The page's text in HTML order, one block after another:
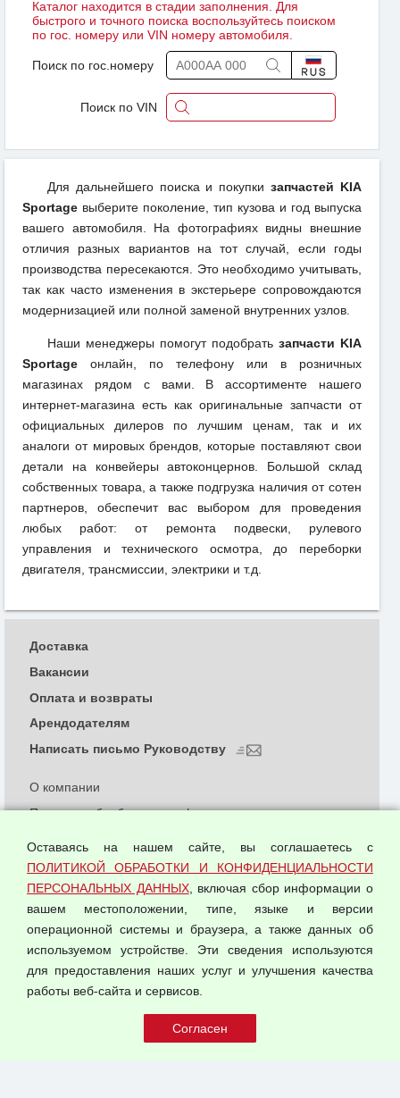
Каталог находится в стадии заполнения. Для
быстрого и точного поиска воспользуйтесь поиском
по гос. номеру или VIN номеру автомобиля.
Поиск по гос.номеру
Поиск по VIN
Для дальнейшего поиска и покупкизапчастей KIA
Sportage выберите поколение, тип кузова и год выпуска
вашего автомобиля. На фотографиях видны внешние
отличия разных вариантов на тот случай, если годы
производства пересекаются. Это необходимо учитывать,
так как часто изменения в экстерьере сопровождаются
модернизацией или полной заменой внутренних узлов.
Наши менеджеры помогут подобрать запчасти KIA
Sportage онлайн, по телефону или в розничных
магазинах рядом с вами. В ассортименте нашего
интернет-магазина есть как оригинальные запчасти от
официальных дилеров по лучшим ценам, так и их
аналоги от мировых брендов, которые поставляют свои
детали на конвейеры автоконцернов. Большой склад
собственных товара, а также подгрузка наличия от сотен
партнеров, обеспечит вас выбором для проведения
любых работ: от ремонта подвески, рулевого
управления и технического осмотра, до переборки
двигателя, трансмиссии, электрики и т.д.
© 2026 ООО "Феникс"
О компании
Политика обработки и конфиденциальности
Согласием на обработку персональных данных
Оферта оптовой купли-продажи
Публичная оферта
Доставка
Вакансии
Оплата и возвраты
Арендодателям
Написать письмо Руководству
Оставаясь на нашем сайте, вы соглашаетесь с
ПОЛИТИКОЙ ОБРАБОТКИ И КОНФИДЕНЦИАЛЬНОСТИ
ПЕРСОНАЛЬНЫХ ДАННЫХ, включая сбор информации о
вашем местоположении, типе, языке и версии
операционной системы и браузера, а также данных об
используемом устройстве. Эти сведения используются
для предоставления наших услуг и улучшения качества
работы веб-сайта и сервисов.